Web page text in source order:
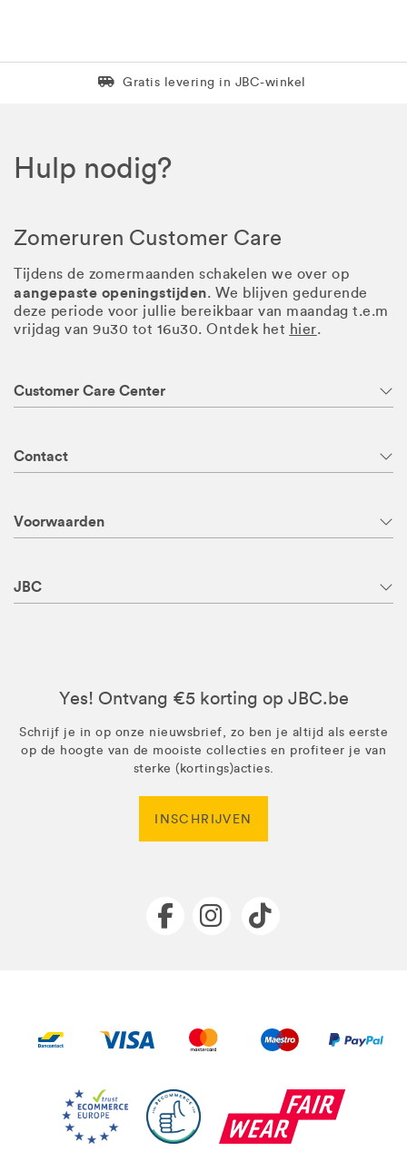
Levering in 1 pakket
Gratis levering in JBC-winkel
Hulp nodig?
Zomeruren Customer Care
Tijdens de zomermaanden schakelen we over op
aangepaste openingstijden. We blijven gedurende
deze periode voor jullie bereikbaar van maandag t.e.m
vrijdag van 9u30 tot 16u30. Ontdek het hier.
Customer Care Center
Contact
Voorwaarden
JBC
Yes! Ontvang €5 korting op JBC.be
Schrijf je in op onze nieuwsbrief, zo ben je altijd als eerste
op de hoogte van de mooiste collecties en profiteer je van
sterke (kortings)acties.
INSCHRIJVEN